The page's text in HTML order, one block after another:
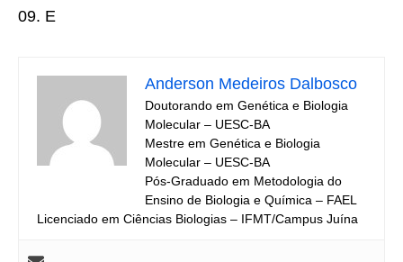
09. E
Anderson Medeiros Dalbosco
Doutorando em Genética e Biologia
Molecular – UESC-BA
Mestre em Genética e Biologia
Molecular – UESC-BA
Pós-Graduado em Metodologia do
Ensino de Biologia e Química – FAEL
Licenciado em Ciências Biologias – IFMT/Campus Juína